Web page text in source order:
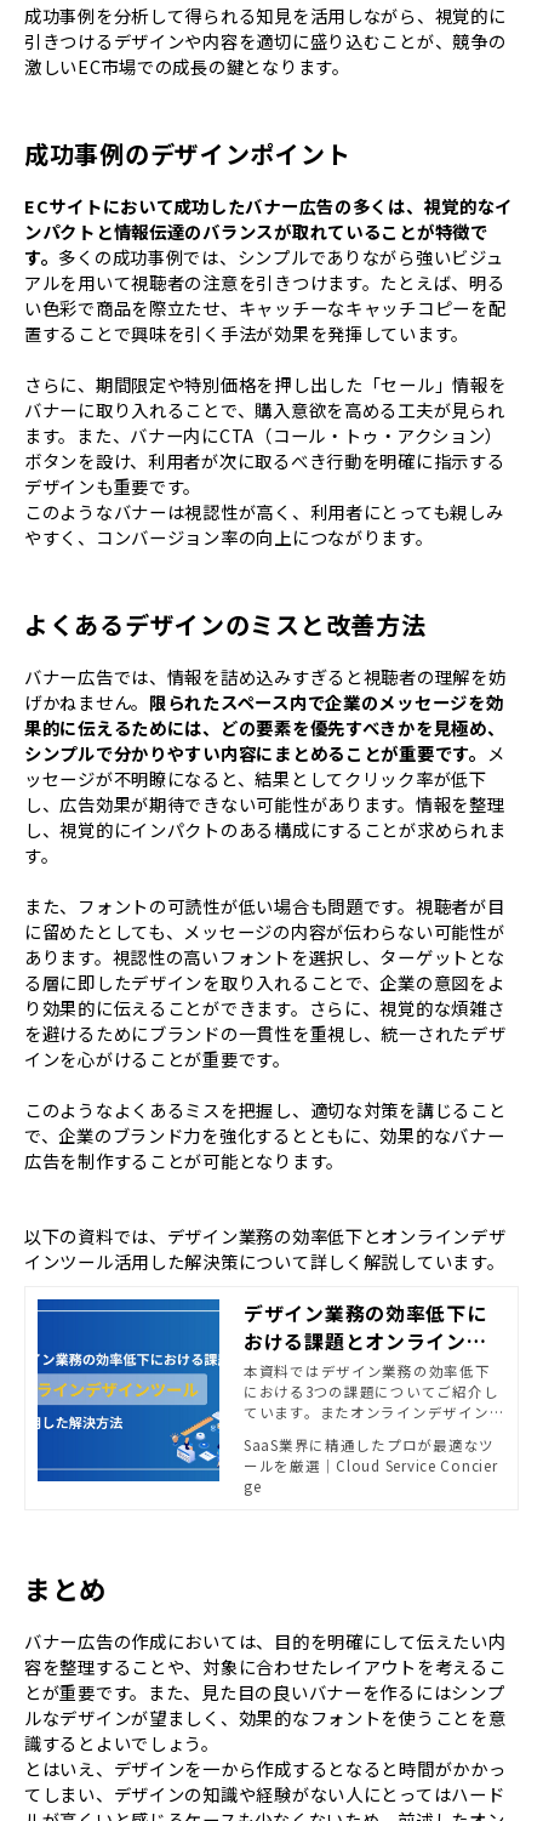
成功事例を分析して得られる知見を活用しながら、視覚的に
引きつけるデザインや内容を適切に盛り込むことが、競争の
激しいEC市場での成長の鍵となります。
成功事例のデザインポイント
ECサイトにおいて成功したバナー広告の多くは、視覚的なイ
ンパクトと情報伝達のバランスが取れていることが特徴で
す。 多くの成功事例では、シンプルでありながら強いビジュ
アルを用いて視聴者の注意を引きつけます。たとえば、明る
い色彩で商品を際立たせ、キャッチーなキャッチコピーを配
置することで興味を引く手法が効果を発揮しています。
さらに、期間限定や特別価格を押し出した「セール」情報を
バナーに取り入れることで、購入意欲を高める工夫が見られ
ます。また、バナー内にCTA（コール・トゥ・アクション）
ボタンを設け、利用者が次に取るべき行動を明確に指示する
デザインも重要です。
このようなバナーは視認性が高く、利用者にとっても親しみ
やすく、コンバージョン率の向上につながります。
よくあるデザインのミスと改善方法
バナー広告では、情報を詰め込みすぎると視聴者の理解を妨
げかねません。 限られたスペース内で企業のメッセージを効
果的に伝えるためには、どの要素を優先すべきかを見極め、
シンプルで分かりやすい内容にまとめることが重要です。
メ
ッセージが不明瞭になると、結果としてクリック率が低下
し、広告効果が期待できない可能性があります。情報を整理
し、視覚的にインパクトのある構成にすることが求められま
す。
また、フォントの可読性が低い場合も問題です。視聴者が目
に留めたとしても、メッセージの内容が伝わらない可能性が
あります。視認性の高いフォントを選択し、ターゲットとな
る層に即したデザインを取り入れることで、企業の意図をよ
り効果的に伝えることができます。さらに、視覚的な煩雑さ
を避けるためにブランドの一貫性を重視し、統一されたデザ
インを心がけることが重要です。
このようなよくあるミスを把握し、適切な対策を講じること
で、企業のブランド力を強化するとともに、効果的なバナー
広告を制作することが可能となります。
以下の資料では、デザイン業務の効率低下とオンラインデザ
インツール活用した解決策について詳しく解説しています。
デザイン業務の効率低下に
おける課題とオンラインデ
ザインツール活用した解決
方法
本資料ではデザイン業務の効率低下
における3つの課題についてご紹介し
ています。またオンラインデザインツ
ご紹介についてもご覧いただけます。
SaaS業界に精通したプロが最適なツ
ールを厳選｜Cloud Service Concier
ge
まとめ
バナー広告の作成においては、目的を明確にして伝えたい内
容を整理することや、対象に合わせたレイアウトを考えるこ
とが重要です。また、見た目の良いバナーを作るにはシンプ
ルなデザインが望ましく、効果的なフォントを使うことを意
識するとよいでしょう。
とはいえ、デザインを一から作成するとなると時間がかかっ
てしまい、デザインの知識や経験がない人にとってはハード